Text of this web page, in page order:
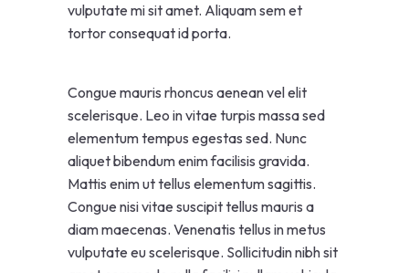
vulputate mi sit amet. Aliquam sem et
tortor consequat id porta.
Congue mauris rhoncus aenean vel elit
scelerisque. Leo in vitae turpis massa sed
elementum tempus egestas sed. Nunc
aliquet bibendum enim facilisis gravida.
Mattis enim ut tellus elementum sagittis.
Congue nisi vitae suscipit tellus mauris a
diam maecenas. Venenatis tellus in metus
vulputate eu scelerisque. Sollicitudin nibh sit